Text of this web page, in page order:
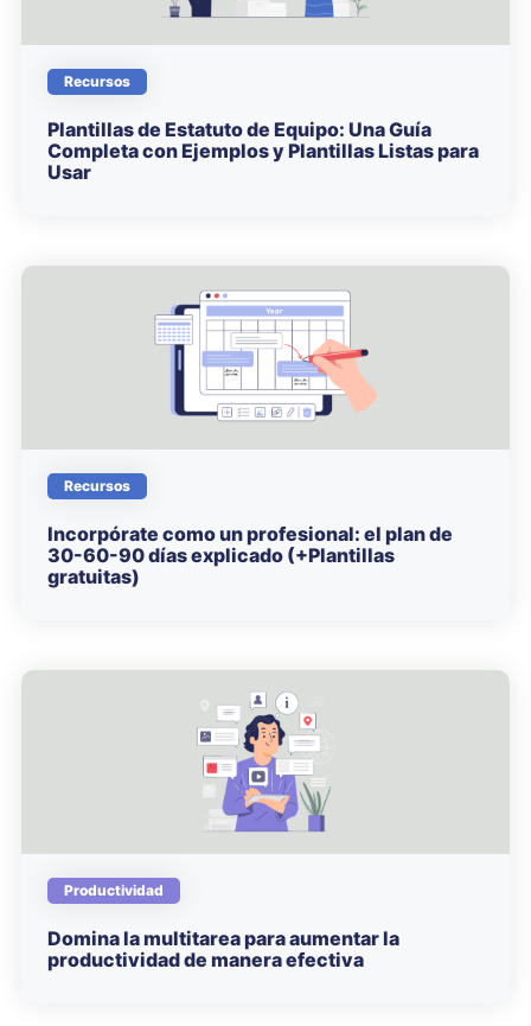
Recursos
Plantillas de Estatuto de Equipo: Una Guía
Completa con Ejemplos y Plantillas Listas para
Usar
Recursos
Incorpórate como un profesional: el plan de
30-60-90 días explicado (+Plantillas
gratuitas)
Productividad
Domina la multitarea para aumentar la
productividad de manera efectiva